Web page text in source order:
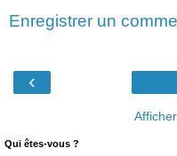
Enregistrer un
‹
Qui êtes-vous ?